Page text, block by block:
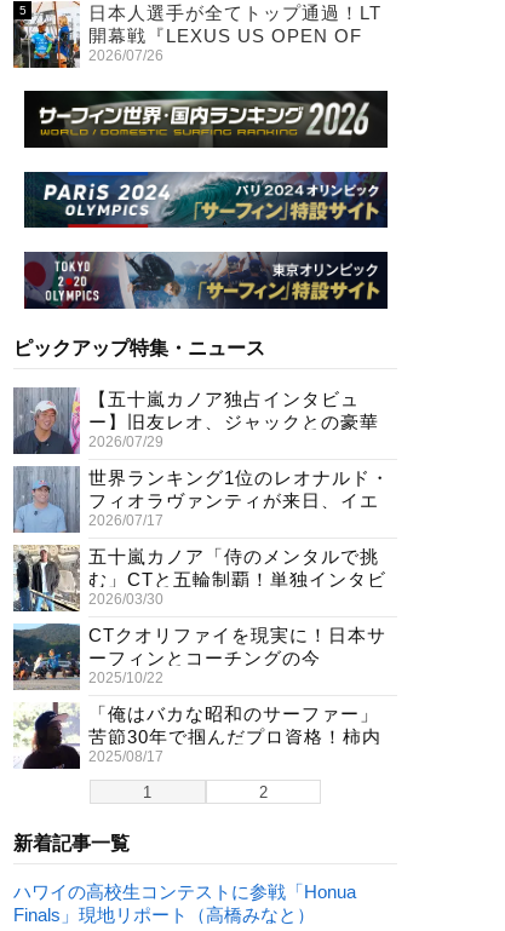
日本人選手が全てトップ通過！LT
開幕戦『LEXUS US OPEN OF
SURFING』初日
2026/07/26
ピックアップ特集・ニュース
1 2
【五十嵐カノア独占インタビュ
ー】旧友レオ、ジャックとの豪華
プライベートセッション
2026/07/29
世界ランキング1位のレオナルド・
フィオラヴァンティが来日、イエ
ロージャージ獲得直後の独占イン
タビュー
2026/07/17
五十嵐カノア「侍のメンタルで挑
む」CTと五輪制覇！単独インタビ
ューで熱弁
2026/03/30
CTクオリファイを現実に！日本サ
ーフィンとコーチングの今
2025/10/22
「俺はバカな昭和のサーファー」
苦節30年で掴んだプロ資格！柿内
聖文(54)の生き様
2025/08/17
新着記事一覧
ハワイの高校生コンテストに参戦「Honua
Finals」現地リポート（高橋みなと）